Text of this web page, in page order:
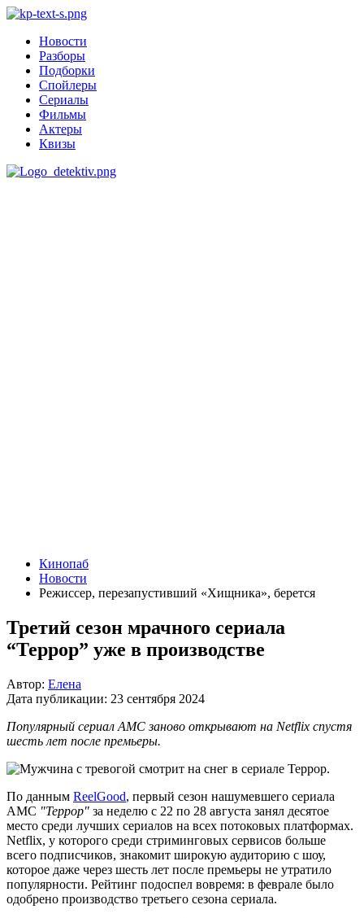
Новости
Разборы
Подборки
Спойлеры
Сериалы
Фильмы
Актеры
Квизы
Кинопаб
Новости
Режиссер, перезапустивший «Хищника», берется
Третий сезон мрачного сериала
“Террор” уже в производстве
Автор: Елена
Дата публикации: 23 сентября 2024
Популярный сериал AMC заново открывают на Netflix спустя
шесть лет после премьеры.
По данным ReelGood, первый сезон нашумевшего сериала
AMC "Террор" за неделю с 22 по 28 августа занял десятое
место среди лучших сериалов на всех потоковых платформах.
Netflix, у которого среди стриминговых сервисов больше
всего подписчиков, знакомит широкую аудиторию с шоу,
которое даже через шесть лет после премьеры не утратило
популярности. Рейтинг подоспел вовремя: в феврале было
одобрено производство третьего сезона сериала.